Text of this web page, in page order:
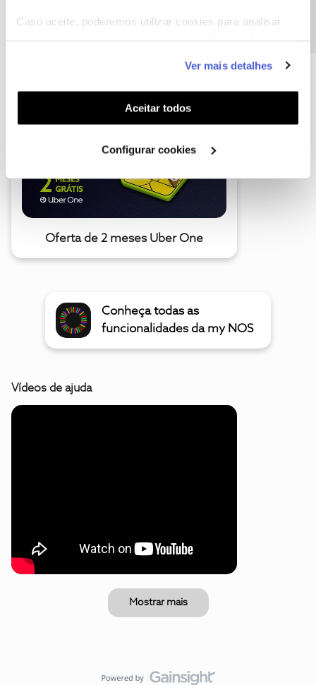
Caso aceite, poderemos utilizar cookies para analisar
funcionalidades (cookies de personalização e
funcionalidade) e adaptar anúncios aos seus interesses
(cookies de publicidade personalizada). Pode gerir a
utilização dos cookies clicando em "Configurar
Ver mais detalhes
Aceitar todos
Configurar cookies
A poupança que COMBINA
Oferta de 2 meses Uber One
Conheça todas as
funcionalidades da my NOS
Vídeos de ajuda
Mostrar mais